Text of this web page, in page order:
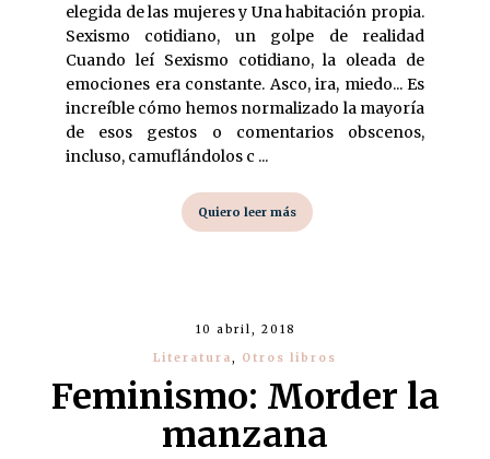
elegida de las mujeres y Una habitación propia.
Sexismo cotidiano, un golpe de realidad
Cuando leí Sexismo cotidiano, la oleada de
emociones era constante. Asco, ira, miedo... Es
increíble cómo hemos normalizado la mayoría
de esos gestos o comentarios obscenos,
incluso, camuflándolos c ...
Quiero leer más
10 abril, 2018
Literatura, Otros libros
Feminismo: Morder la
manzana